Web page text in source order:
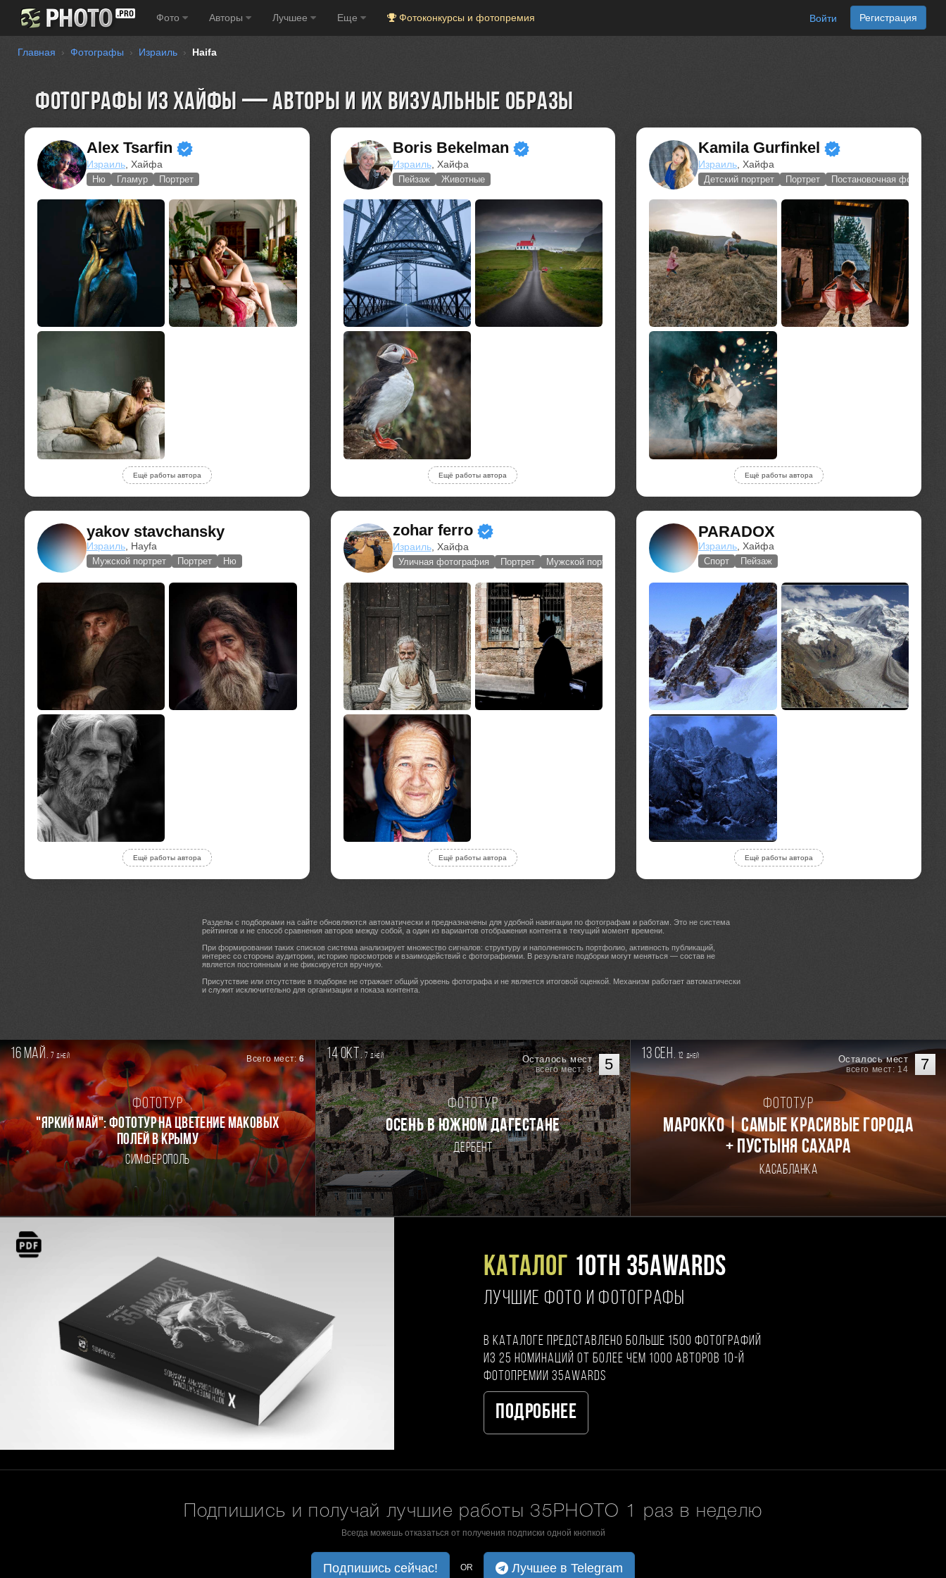
Фото Авторы Лучшее Еще Фотоконкурсы и фотопремия Войти Регистрация
Главная Фотографы Израиль Haifa
Фотографы из Хайфы — авторы и их визуальные образы
Alex Tsarfin
Израиль , Хайфа
Ню Гламур Портрет
Ещё работы автора
Boris Bekelman
Израиль, Хайфа
Пейзаж Животные
Ещё работы автора
Kamila Gurfinkel
Израиль , Хайфа
Детский портрет Портрет Постановочная
Ещё работы автора
yakov stavchansky
Израиль , Hayfa
Мужской портрет Портрет Ню
Ещё работы автора
zohar ferro
Израиль, Хайфа
Уличная фотография Портрет Мужской портрет
Ещё работы автора
PARADOX
Израиль , Хайфа
Спорт Пейзаж
Ещё работы автора
Разделы с подборками на сайте обновляются автоматически и предназначены для удобной навигации по фотографам и работам. Это не система
рейтингов и не способ сравнения авторов между собой, а один из вариантов отображения контента в текущий момент времени.
При формировании таких списков система анализирует множество сигналов: структуру и наполненность портфолио, активность публикаций,
интерес со стороны аудитории, историю просмотров и взаимодействий с фотографиями. В результате подборки могут меняться — состав не
является постоянным и не фиксируется вручную.
Присутствие или отсутствие в подборке не отражает общий уровень фотографа и не является итоговой оценкой. Механизм работает автоматически
и служит исключительно для организации и показа контента.
16 май. 7дней Всего мест:6
Фототур
"ЯРКИЙ МАЙ": ФОТОТУР НА ЦВЕТЕНИЕ МАКОВЫХ
ПОЛЕЙ В КРЫМУ
Симферополь
14 окт.7дней 5
Осталось мест
всего мест: 8
Фототур
Осень в Южном Дагестане
Дербент
13 сен. 12 дней 7
Осталось мест
всего мест: 14
Фототур
Марокко | Самые красивые города
+ пустыня Сахара
Касабланка
Каталог 10TH 35AWARDS
ЛУЧШИЕ ФОТО И ФОТОГРАФЫ
В каталоге представлено больше 1500 фотографий
из 25 номинаций от более чем 1000 авторов 10-й
фотопремии 35AWARDS
Подробнее
Подпишись и получай лучшие работы 35PHOTO 1 раз в неделю
Всегда можешь отказаться от получения подписки одной кнопкой
Подпишись сейчас! OR Лучшее в Telegram